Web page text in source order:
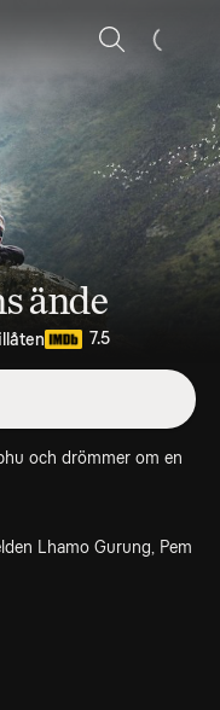
Sök
ände
7.5
och drömmer om en
Lhamo Gurung, Pem